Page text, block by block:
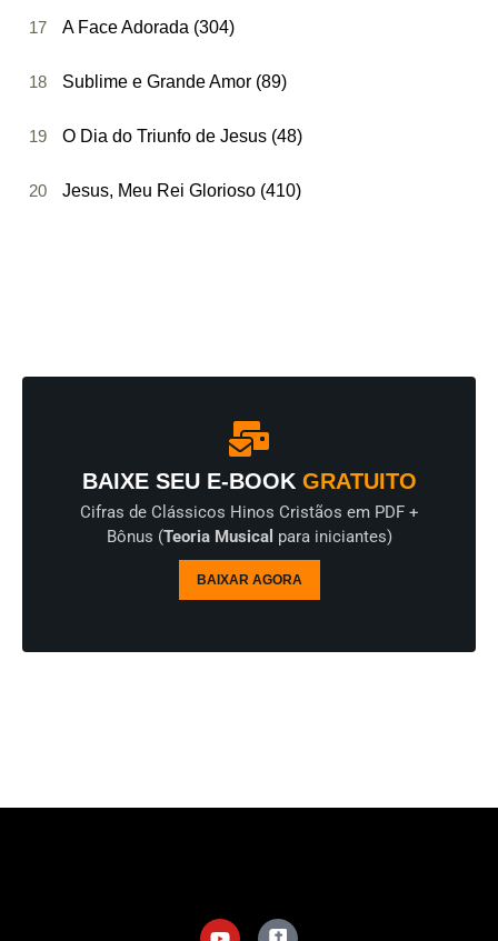
17 A Face Adorada (304)
18 Sublime e Grande Amor (89)
19 O Dia do Triunfo de Jesus (48)
20 Jesus, Meu Rei Glorioso (410)
BAIXE SEU E-BOOKGRATUITO
Cifras de Clássicos Hinos Cristãos em PDF +
Bônus (Teoria Musical para iniciantes)
BAIXAR AGORA